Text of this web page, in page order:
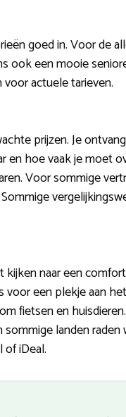
goed in. Voor de
een mooie
actuele tarieven.
prijzen. Je
hoe vaak je moet
Voor sommige
naar een
een plekje aan
fietsen en
landen
iDeal.